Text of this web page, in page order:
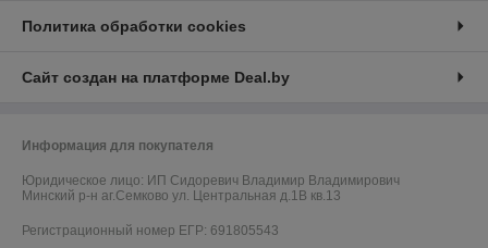
Политика обработки cookies
Сайт создан на платформе Deal.by
Информация для покупателя
Юридическое лицо: ИП Сидоревич Владимир Владимирович
Минский р-н аг.Семково ул. Центральная д.1В кв.13
Регистрационный номер ЕГР: 691805543